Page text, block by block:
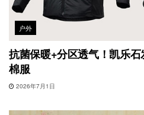
户外
抗菌保暖+分区透气！凯乐
棉服
2026年7月1日